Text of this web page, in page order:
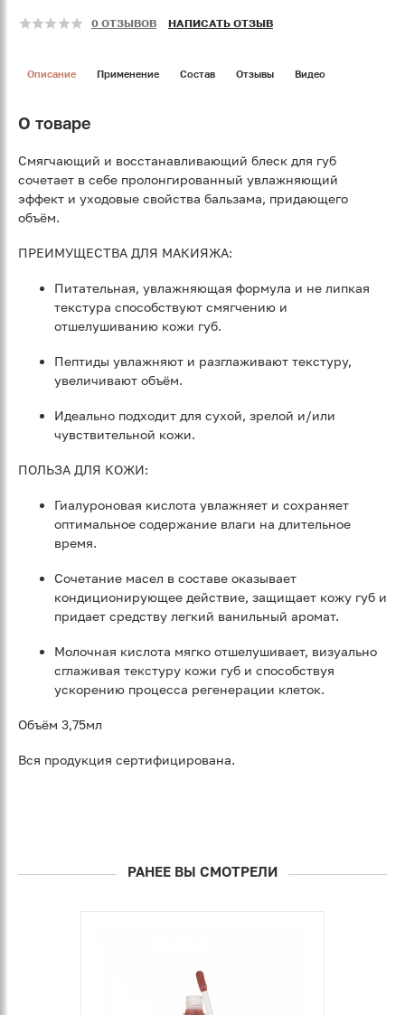
0 ОТЗЫВОВ НАПИСАТЬ ОТЗЫВ
Описание Применение Состав Отзывы Видео
О товаре
Смягчающий и восстанавливающий блеск для губ
сочетает в себе пролонгированный увлажняющий
эффект и уходовые свойства бальзама, придающего
объём.
ПРЕИМУЩЕСТВА ДЛЯ МАКИЯЖА:
Питательная, увлажняющая формула и не липкая
текстура способствуют смягчению и
отшелушиванию кожи губ.
Пептиды увлажняют и разглаживают текстуру,
увеличивают объём.
Идеально подходит для сухой, зрелой и/или
чувствительной кожи.
ПОЛЬЗА ДЛЯ КОЖИ:
Гиалуроновая кислота увлажняет и сохраняет
оптимальное содержание влаги на длительное
время.
Сочетание масел в составе оказывает
кондиционирующее действие, защищает кожу губ и
придает средству легкий ванильный аромат.
Молочная кислота мягко отшелушивает, визуально
сглаживая текстуру кожи губ и способствуя
ускорению процесса регенерации клеток.
Объём 3,75мл
Вся продукция сертифицирована.
РАНЕЕ ВЫ СМОТРЕЛИ